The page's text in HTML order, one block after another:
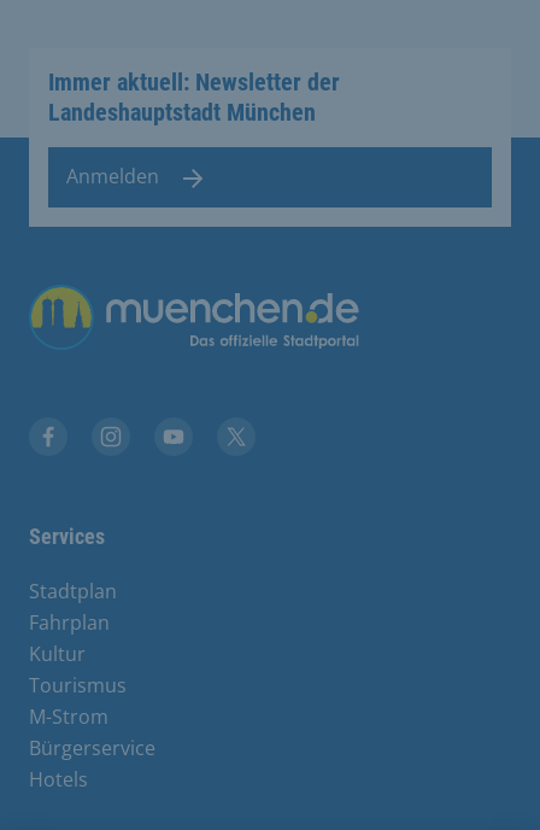
Immer aktuell: Newsletter der
Landeshauptstadt München
Anmelden
Übergreifende Links
Services
Stadtplan
Fahrplan
Kultur
Tourismus
M-Strom
Bürgerservice
Hotels